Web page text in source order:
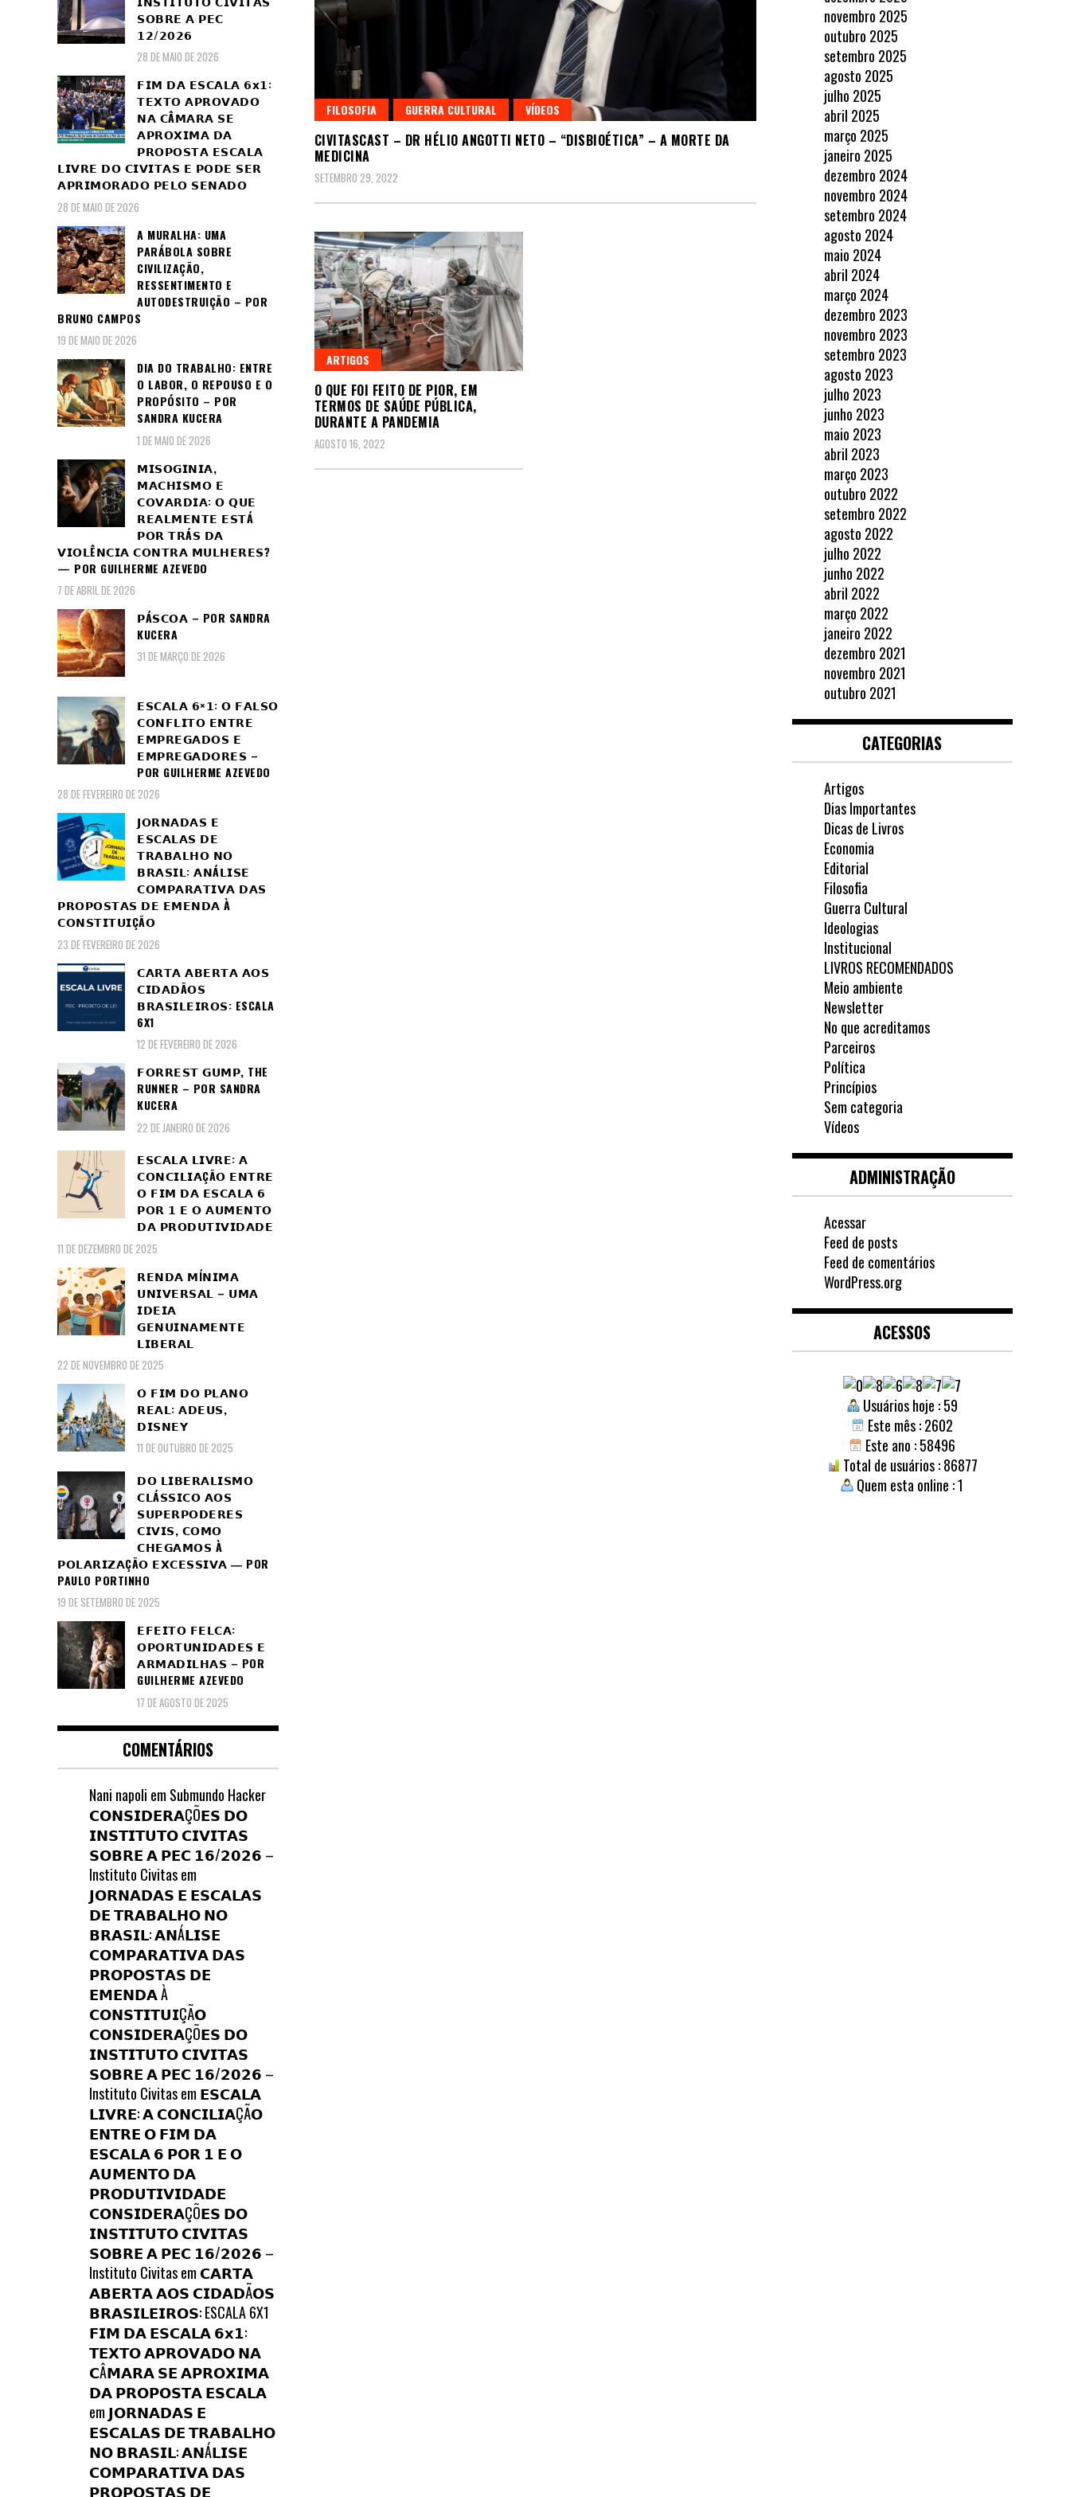
FILOSOFIA GUERRA CULTURAL VÍDEOS
CIVITASCAST – DR HÉLIO ANGOTTI NETO – “DISBIOÉTICA” – A MORTE DA
MEDICINA
SETEMBRO 29, 2022
ARTIGOS
O QUE FOI FEITO DE PIOR, EM
TERMOS DE SAÚDE PÚBLICA,
DURANTE A PANDEMIA
AGOSTO 16, 2022
𝗦𝗢𝗕𝗥𝗘 𝗔 𝗣𝗘𝗖
𝟭𝟮/𝟮𝟬𝟮𝟲
28 DE MAIO DE 2026
𝗙𝗜𝗠 𝗗𝗔 𝗘𝗦𝗖𝗔𝗟𝗔 𝟲𝘅𝟭:
𝗧𝗘𝗫𝗧𝗢 𝗔𝗣𝗥𝗢𝗩𝗔𝗗𝗢
𝗡𝗔 𝗖Â𝗠𝗔𝗥𝗔 𝗦𝗘
𝗔𝗣𝗥𝗢𝗫𝗜𝗠𝗔 𝗗𝗔
𝗣𝗥𝗢𝗣𝗢𝗦𝗧𝗔 𝗘𝗦𝗖𝗔𝗟𝗔
𝗟𝗜𝗩𝗥𝗘 𝗗𝗢 𝗖𝗜𝗩𝗜𝗧𝗔𝗦 𝗘 𝗣𝗢𝗗𝗘 𝗦𝗘𝗥
𝗔𝗣𝗥𝗜𝗠𝗢𝗥𝗔𝗗𝗢 𝗣𝗘𝗟𝗢 𝗦𝗘𝗡𝗔𝗗𝗢
28 DE MAIO DE 2026
A MURALHA: UMA
PARÁBOLA SOBRE
CIVILIZAÇÃO,
RESSENTIMENTO E
AUTODESTRUIÇÃO – POR
BRUNO CAMPOS
19 DE MAIO DE 2026
DIA DO TRABALHO: ENTRE
O LABOR, O REPOUSO E O
PROPÓSITO – POR
SANDRA KUCERA
1 DE MAIO DE 2026
𝗠𝗜𝗦𝗢𝗚𝗜𝗡𝗜𝗔,
𝗠𝗔𝗖𝗛𝗜𝗦𝗠𝗢 𝗘
𝗖𝗢𝗩𝗔𝗥𝗗𝗜𝗔: 𝗢 𝗤𝗨𝗘
𝗥𝗘𝗔𝗟𝗠𝗘𝗡𝗧𝗘 𝗘𝗦𝗧Á
𝗣𝗢𝗥 𝗧𝗥Á𝗦 𝗗𝗔
𝗩𝗜𝗢𝗟Ê𝗡𝗖𝗜𝗔 𝗖𝗢𝗡𝗧𝗥𝗔 𝗠𝗨𝗟𝗛𝗘𝗥𝗘𝗦?
— POR GUILHERME AZEVEDO
7 DE ABRIL DE 2026
𝗣Á𝗦𝗖𝗢𝗔 – POR SANDRA
KUCERA
31 DE MARÇO DE 2026
𝗘𝗦𝗖𝗔𝗟𝗔 𝟲×𝟭: 𝗢 𝗙𝗔𝗟𝗦𝗢
𝗖𝗢𝗡𝗙𝗟𝗜𝗧𝗢 𝗘𝗡𝗧𝗥𝗘
𝗘𝗠𝗣𝗥𝗘𝗚𝗔𝗗𝗢𝗦 𝗘
𝗘𝗠𝗣𝗥𝗘𝗚𝗔𝗗𝗢𝗥𝗘𝗦 –
POR GUILHERME AZEVEDO
28 DE FEVEREIRO DE 2026
𝗝𝗢𝗥𝗡𝗔𝗗𝗔𝗦 𝗘
𝗘𝗦𝗖𝗔𝗟𝗔𝗦 𝗗𝗘
𝗧𝗥𝗔𝗕𝗔𝗟𝗛𝗢 𝗡𝗢
𝗕𝗥𝗔𝗦𝗜𝗟: 𝗔𝗡Á𝗟𝗜𝗦𝗘
𝗖𝗢𝗠𝗣𝗔𝗥𝗔𝗧𝗜𝗩𝗔 𝗗𝗔𝗦
𝗣𝗥𝗢𝗣𝗢𝗦𝗧𝗔𝗦 𝗗𝗘 𝗘𝗠𝗘𝗡𝗗𝗔 À
𝗖𝗢𝗡𝗦𝗧𝗜𝗧𝗨𝗜ÇÃ𝗢
23 DE FEVEREIRO DE 2026
𝗖𝗔𝗥𝗧𝗔 𝗔𝗕𝗘𝗥𝗧𝗔 𝗔𝗢𝗦
𝗖𝗜𝗗𝗔𝗗Ã𝗢𝗦
𝗕𝗥𝗔𝗦𝗜𝗟𝗘𝗜𝗥𝗢𝗦: ESCALA
6X1
12 DE FEVEREIRO DE 2026
𝗙𝗢𝗥𝗥𝗘𝗦𝗧 𝗚𝗨𝗠𝗣, THE
RUNNER – POR SANDRA
KUCERA
22 DE JANEIRO DE 2026
𝗘𝗦𝗖𝗔𝗟𝗔 𝗟𝗜𝗩𝗥𝗘: 𝗔
𝗖𝗢𝗡𝗖𝗜𝗟𝗜𝗔ÇÃ𝗢 𝗘𝗡𝗧𝗥𝗘
𝗢 𝗙𝗜𝗠 𝗗𝗔 𝗘𝗦𝗖𝗔𝗟𝗔 𝟲
𝗣𝗢𝗥 𝟭 𝗘 𝗢 𝗔𝗨𝗠𝗘𝗡𝗧𝗢
𝗗𝗔 𝗣𝗥𝗢𝗗𝗨𝗧𝗜𝗩𝗜𝗗𝗔𝗗𝗘
11 DE DEZEMBRO DE 2025
𝗥𝗘𝗡𝗗𝗔 𝗠Í𝗡𝗜𝗠𝗔
𝗨𝗡𝗜𝗩𝗘𝗥𝗦𝗔𝗟 – 𝗨𝗠𝗔
𝗜𝗗𝗘𝗜𝗔
𝗚𝗘𝗡𝗨𝗜𝗡𝗔𝗠𝗘𝗡𝗧𝗘
𝗟𝗜𝗕𝗘𝗥𝗔𝗟
22 DE NOVEMBRO DE 2025
𝗢 𝗙𝗜𝗠 𝗗𝗢 𝗣𝗟𝗔𝗡𝗢
𝗥𝗘𝗔𝗟: 𝗔𝗗𝗘𝗨𝗦,
𝗗𝗜𝗦𝗡𝗘𝗬
11 DE OUTUBRO DE 2025
𝗗𝗢 𝗟𝗜𝗕𝗘𝗥𝗔𝗟𝗜𝗦𝗠𝗢
𝗖𝗟Á𝗦𝗦𝗜𝗖𝗢 𝗔𝗢𝗦
𝗦𝗨𝗣𝗘𝗥𝗣𝗢𝗗𝗘𝗥𝗘𝗦
𝗖𝗜𝗩𝗜𝗦, 𝗖𝗢𝗠𝗢
𝗖𝗛𝗘𝗚𝗔𝗠𝗢𝗦 À
𝗣𝗢𝗟𝗔𝗥𝗜𝗭𝗔ÇÃ𝗢 𝗘𝗫𝗖𝗘𝗦𝗦𝗜𝗩𝗔 ― POR
PAULO PORTINHO
19 DE SETEMBRO DE 2025
𝗘𝗙𝗘𝗜𝗧𝗢 𝗙𝗘𝗟𝗖𝗔:
𝗢𝗣𝗢𝗥𝗧𝗨𝗡𝗜𝗗𝗔𝗗𝗘𝗦 𝗘
𝗔𝗥𝗠𝗔𝗗𝗜𝗟𝗛𝗔𝗦 – POR
GUILHERME AZEVEDO
17 DE AGOSTO DE 2025
COMENTÁRIOS
Nani napoli em Submundo Hacker
𝗖𝗢𝗡𝗦𝗜𝗗𝗘𝗥𝗔ÇÕ𝗘𝗦 𝗗𝗢
𝗜𝗡𝗦𝗧𝗜𝗧𝗨𝗧𝗢 𝗖𝗜𝗩𝗜𝗧𝗔𝗦
𝗦𝗢𝗕𝗥𝗘 𝗔 𝗣𝗘𝗖 𝟭𝟲/𝟮𝟬𝟮𝟲 –
Instituto Civitasem
𝗝𝗢𝗥𝗡𝗔𝗗𝗔𝗦 𝗘 𝗘𝗦𝗖𝗔𝗟𝗔𝗦
𝗗𝗘 𝗧𝗥𝗔𝗕𝗔𝗟𝗛𝗢 𝗡𝗢
𝗕𝗥𝗔𝗦𝗜𝗟: 𝗔𝗡Á𝗟𝗜𝗦𝗘
𝗖𝗢𝗠𝗣𝗔𝗥𝗔𝗧𝗜𝗩𝗔 𝗗𝗔𝗦
𝗣𝗥𝗢𝗣𝗢𝗦𝗧𝗔𝗦 𝗗𝗘
𝗘𝗠𝗘𝗡𝗗𝗔 À
𝗖𝗢𝗡𝗦𝗧𝗜𝗧𝗨𝗜ÇÃ𝗢
𝗖𝗢𝗡𝗦𝗜𝗗𝗘𝗥𝗔ÇÕ𝗘𝗦 𝗗𝗢
𝗜𝗡𝗦𝗧𝗜𝗧𝗨𝗧𝗢 𝗖𝗜𝗩𝗜𝗧𝗔𝗦
𝗦𝗢𝗕𝗥𝗘 𝗔 𝗣𝗘𝗖 𝟭𝟲/𝟮𝟬𝟮𝟲 –
Instituto Civitasem 𝗘𝗦𝗖𝗔𝗟𝗔
𝗟𝗜𝗩𝗥𝗘: 𝗔 𝗖𝗢𝗡𝗖𝗜𝗟𝗜𝗔ÇÃ𝗢
𝗘𝗡𝗧𝗥𝗘 𝗢 𝗙𝗜𝗠 𝗗𝗔
𝗘𝗦𝗖𝗔𝗟𝗔 𝟲 𝗣𝗢𝗥 𝟭 𝗘 𝗢
𝗔𝗨𝗠𝗘𝗡𝗧𝗢 𝗗𝗔
𝗣𝗥𝗢𝗗𝗨𝗧𝗜𝗩𝗜𝗗𝗔𝗗𝗘
𝗖𝗢𝗡𝗦𝗜𝗗𝗘𝗥𝗔ÇÕ𝗘𝗦 𝗗𝗢
𝗜𝗡𝗦𝗧𝗜𝗧𝗨𝗧𝗢 𝗖𝗜𝗩𝗜𝗧𝗔𝗦
𝗦𝗢𝗕𝗥𝗘 𝗔 𝗣𝗘𝗖 𝟭𝟲/𝟮𝟬𝟮𝟲 –
Instituto Civitasem 𝗖𝗔𝗥𝗧𝗔
𝗔𝗕𝗘𝗥𝗧𝗔 𝗔𝗢𝗦 𝗖𝗜𝗗𝗔𝗗Ã𝗢𝗦
𝗕𝗥𝗔𝗦𝗜𝗟𝗘𝗜𝗥𝗢𝗦: ESCALA 6X1
𝗙𝗜𝗠 𝗗𝗔 𝗘𝗦𝗖𝗔𝗟𝗔 𝟲𝘅𝟭:
𝗧𝗘𝗫𝗧𝗢 𝗔𝗣𝗥𝗢𝗩𝗔𝗗𝗢 𝗡𝗔
𝗖Â𝗠𝗔𝗥𝗔 𝗦𝗘 𝗔𝗣𝗥𝗢𝗫𝗜𝗠𝗔
𝗗𝗔 𝗣𝗥𝗢𝗣𝗢𝗦𝗧𝗔 𝗘𝗦𝗖𝗔𝗟𝗔
em 𝗝𝗢𝗥𝗡𝗔𝗗𝗔𝗦 𝗘
𝗘𝗦𝗖𝗔𝗟𝗔𝗦 𝗗𝗘 𝗧𝗥𝗔𝗕𝗔𝗟𝗛𝗢
𝗡𝗢 𝗕𝗥𝗔𝗦𝗜𝗟: 𝗔𝗡Á𝗟𝗜𝗦𝗘
𝗖𝗢𝗠𝗣𝗔𝗥𝗔𝗧𝗜𝗩𝗔 𝗗𝗔𝗦
𝗣𝗥𝗢𝗣𝗢𝗦𝗧𝗔𝗦 𝗗𝗘
novembro 2025
outubro 2025
setembro 2025
agosto 2025
julho 2025
abril 2025
março 2025
janeiro 2025
dezembro 2024
novembro 2024
setembro 2024
agosto 2024
maio 2024
abril 2024
março 2024
dezembro 2023
novembro 2023
setembro 2023
agosto 2023
julho 2023
junho 2023
maio 2023
abril 2023
março 2023
outubro 2022
setembro 2022
agosto 2022
julho 2022
junho 2022
abril 2022
março 2022
janeiro 2022
dezembro 2021
novembro 2021
outubro 2021
CATEGORIAS
Artigos
Dias Importantes
Dicas de Livros
Economia
Editorial
Filosofia
Guerra Cultural
Ideologias
Institucional
LIVROS RECOMENDADOS
Meio ambiente
Newsletter
No que acreditamos
Parceiros
Política
Princípios
Sem categoria
Vídeos
ADMINISTRAÇÃO
Acessar
Feed de posts
Feed de comentários
WordPress.org
ACESSOS
Usuários hoje : 59
Este mês : 2602
Este ano : 58496
Total de usuários : 86877
Quem esta online : 1